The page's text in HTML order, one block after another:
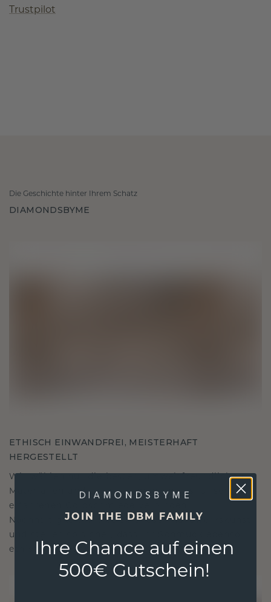
Trustpilot
Die Geschichte hinter Ihrem Schatz
DIAMONDSBYME
ETHISCH EINWANDFREI, MEISTERHAFT
HERGESTELLT
Wir wählen nur die besten, umweltfreundlichen
Materialien und Labor Diamanten aus. Unsere
erfahrenen Goldschmiede verbinden
Nachhaltigkeit mit beispielloser Handwerkskunst
und stellen so sicher, dass Ihr Schmuck ebenso
ethisch wie exquisit ist.
JOIN THE DBM FAMILY
Ihre Chance auf einen
500€ Gutschein!